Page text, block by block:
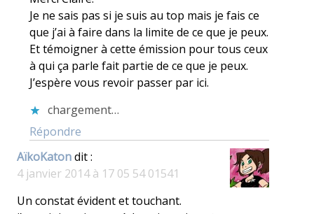
Je ne sais pas si je suis au top mais je fais ce
que j’ai à faire dans la limite de ce que je peux.
Et témoigner à cette émission pour tous ceux
à qui ça parle fait partie de ce que je peux.
J’espère vous revoir passer par ici.
chargement…
Répondre
AïkoKatondit :
4 janvier 2014 à 17 05 54 01541
Un constat évident et touchant.